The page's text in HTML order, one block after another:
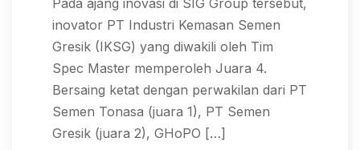
inovator PT Industri Kemasan Semen
Gresik (IKSG) yang diwakili oleh Tim
Spec Master memperoleh Juara 4.
Bersaing ketat dengan perwakilan dari PT
Semen Tonasa (juara 1), PT Semen
Gresik (juara 2), GHoPO […]